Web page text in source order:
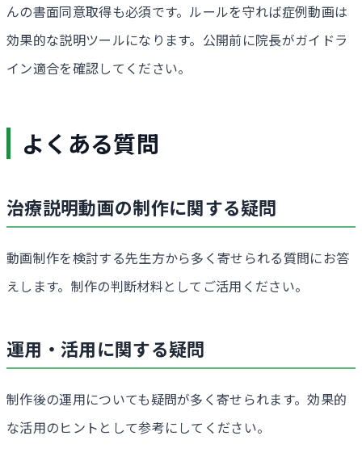
んの書面同意取得も必須です。ルールを守れば症例動画は
効果的な説明ツールになります。公開前に院長がガイドラ
イン適合を確認してください。
よくある質問
治療説明動画の制作に関する疑問
動画制作を検討する先生方から多く寄せられる質問にお答
えします。制作の判断材料としてご活用ください。
運用・活用に関する疑問
制作後の運用についても疑問が多く寄せられます。効果的
な活用のヒントとして参考にしてください。